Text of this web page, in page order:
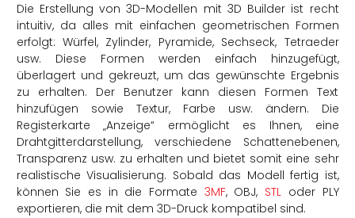
Die Erstellung von 3D-Modellen mit 3D Builder ist recht
intuitiv, da alles mit einfachen geometrischen Formen
erfolgt: Würfel, Zylinder, Pyramide, Sechseck, Tetraeder
usw. Diese Formen werden einfach hinzugefügt,
überlagert und gekreuzt, um das gewünschte Ergebnis
zu erhalten. Der Benutzer kann diesen Formen Text
hinzufügen sowie Textur, Farbe usw. ändern. Die
Registerkarte „Anzeige“ ermöglicht es Ihnen, eine
Drahtgitterdarstellung, verschiedene Schattenebenen,
Transparenz usw. zu erhalten und bietet somit eine sehr
realistische Visualisierung. Sobald das Modell fertig ist,
können Sie es in die Formate 3MF, OBJ, STL oder PLY
exportieren, die mit dem 3D-Druck kompatibel sind.